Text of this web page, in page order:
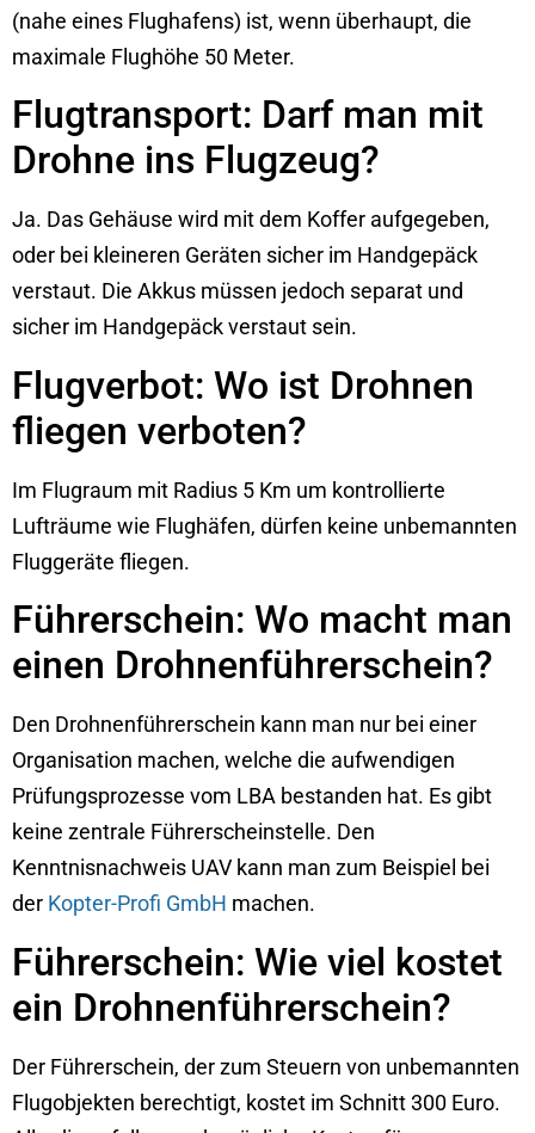
(nahe eines Flughafens) ist, wenn überhaupt, die
maximale Flughöhe 50 Meter.
Flugtransport: Darf man mit
Drohne ins Flugzeug?
Ja. Das Gehäuse wird mit dem Koffer aufgegeben,
oder bei kleineren Geräten sicher im Handgepäck
verstaut. Die Akkus müssen jedoch separat und
sicher im Handgepäck verstaut sein.
Flugverbot: Wo ist Drohnen
fliegen verboten?
Im Flugraum mit Radius 5 Km um kontrollierte
Lufträume wie Flughäfen, dürfen keine unbemannten
Fluggeräte fliegen.
Führerschein: Wo macht man
einen Drohnenführerschein?
Den Drohnenführerschein kann man nur bei einer
Organisation machen, welche die aufwendigen
Prüfungsprozesse vom LBA bestanden hat. Es gibt
keine zentrale Führerscheinstelle. Den
Kenntnisnachweis UAV kann man zum Beispiel bei
der Kopter-Profi GmbH machen.
Führerschein: Wie viel kostet
ein Drohnenführerschein?
Der Führerschein, der zum Steuern von unbemannten
Flugobjekten berechtigt, kostet im Schnitt 300 Euro.